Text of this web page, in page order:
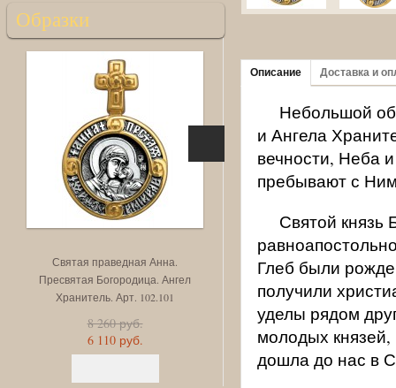
Образки
Святая праведная Анна.
Пресвятая Богородица. Ангел
Хранитель. Арт. 102.101
8 260 руб.
6 110 руб.
Феодоровская икона
Матери. Арт. 103.219
12 160 руб.
8 990 руб.
Описание Доставка и
Небольшой
и Ангела
вечности, Неба
пребывают с
Святой
Глеб были
получили
уделы рядом
молодых князей,
дошла до нас в